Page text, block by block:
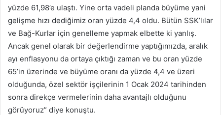
yüzde 61,98’e ulaştı. Yine orta vadeli planda büyüme yani
gelişme hızı dediğimiz oran yüzde 4,4 oldu. Bütün SSK’lılar
ve Bağ-Kurlar için genelleme yapmak elbette ki yanlış.
Ancak genel olarak bir değerlendirme yaptığımızda, aralık
ayı enflasyonu da ortaya çıktığı zaman ve bu oran yüzde
65’in üzerinde ve büyüme oranı da yüzde 4,4 ve üzeri
olduğunda, özel sektör işçilerinin 1 Ocak 2024 tarihinden
sonra direkçe vermelerinin daha avantajlı olduğunu
görüyoruz” diye konuştu.